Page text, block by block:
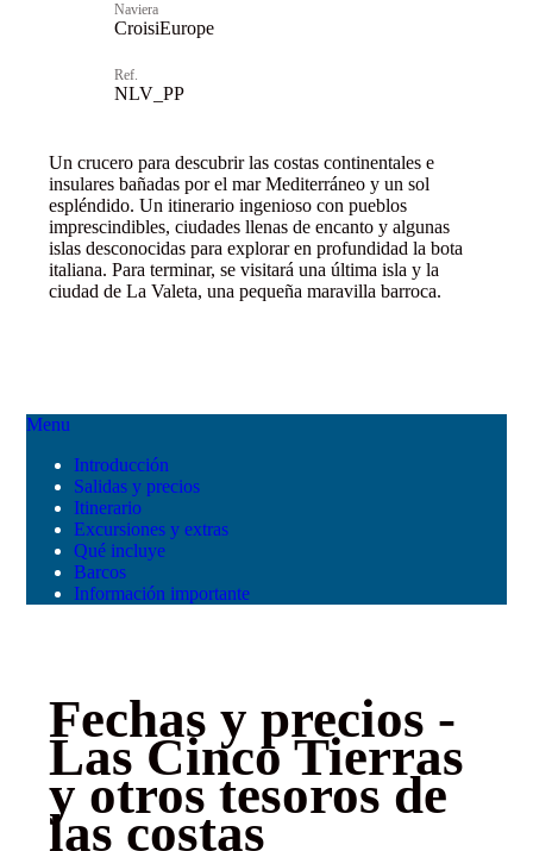
Naviera
CroisiEurope
Ref.
NLV_PP
Un crucero para descubrir las costas continentales e
insulares bañadas por el mar Mediterráneo y un sol
espléndido. Un itinerario ingenioso con pueblos
imprescindibles, ciudades llenas de encanto y algunas
islas desconocidas para explorar en profundidad la bota
italiana. Para terminar, se visitará una última isla y la
ciudad de La Valeta, una pequeña maravilla barroca.
Menu
Introducción
Salidas y precios
Itinerario
Excursiones y extras
Qué incluye
Barcos
Información importante
Fechas y precios -
Las Cinco Tierras
y otros tesoros de
las costas